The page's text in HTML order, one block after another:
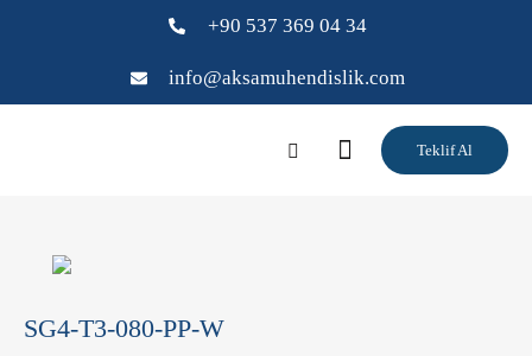
+90 537 369 04 34
info@aksamuhendislik.com
Teklif Al
SG4-T3-080-PP-W